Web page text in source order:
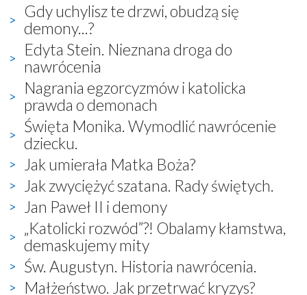
Gdy uchylisz te drzwi, obudzą się
demony...?
Edyta Stein. Nieznana droga do
nawrócenia
Nagrania egzorcyzmów i katolicka
prawda o demonach
Święta Monika. Wymodlić nawrócenie
dziecku.
Jak umierała Matka Boża?
Jak zwyciężyć szatana. Rady świętych.
Jan Paweł II i demony
„Katolicki rozwód”?! Obalamy kłamstwa,
demaskujemy mity
Św. Augustyn. Historia nawrócenia.
Małżeństwo. Jak przetrwać kryzys?